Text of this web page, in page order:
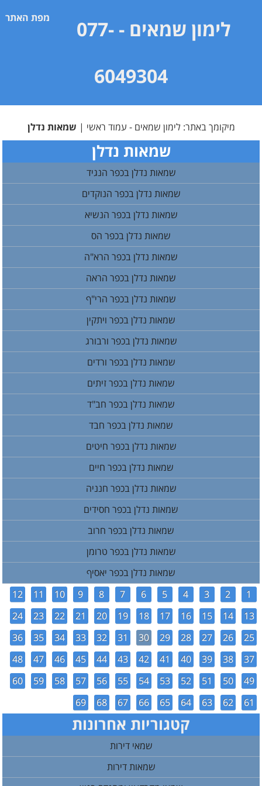
מפת האתר לימון שמאים
- 077-
6049304
מיקומך באתר:לימון שמאים - עמוד ראשי | שמאות נדלן
שמאות נדלן
שמאות נדלן בכפר הנגיד
שמאות נדלן בכפר הנוקדים
שמאות נדלן בכפר הנשיא
שמאות נדלן בכפר הס
שמאות נדלן בכפר הרא"ה
שמאות נדלן בכפר הראה
שמאות נדלן בכפר הרי"ף
שמאות נדלן בכפר ויתקין
שמאות נדלן בכפר ורבורג
שמאות נדלן בכפר ורדים
שמאות נדלן בכפר זיתים
שמאות נדלן בכפר חב"ד
שמאות נדלן בכפר חבד
שמאות נדלן בכפר חיטים
שמאות נדלן בכפר חיים
שמאות נדלן בכפר חנניה
שמאות נדלן בכפר חסידים
שמאות נדלן בכפר חרוב
שמאות נדלן בכפר טרומן
שמאות נדלן בכפר יאסיף
1
2
3
4
5
6
7
8
9
10
11
12
13
14
15
16
17
18
19
20
21
22
23
24
25
26
27
28
29
30
31
32
33
34
35
36
37
38
39
40
41
42
43
44
45
46
47
48
49
50
51
52
53
54
55
56
57
58
59
60
61
62
63
64
65
66
67
68
69
קטגוריות אחרונות
שמאי דירות
שמאות דירות